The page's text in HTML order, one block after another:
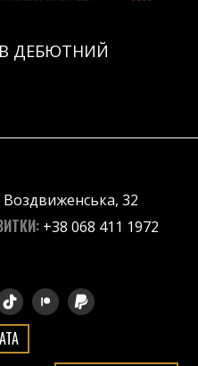
ДЕБЮТНИЙ
Воздвиженська, 32
+38 068 411 1972